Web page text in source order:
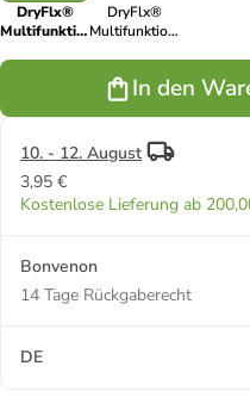
DryFlx®
Multifunktionstuch
DryFlx®
Multifunktionstuch
In den
10. - 12. August
3,95 €
Kostenlose Lieferung ab
Bonvenon
14 Tage Rückgaberecht
DE